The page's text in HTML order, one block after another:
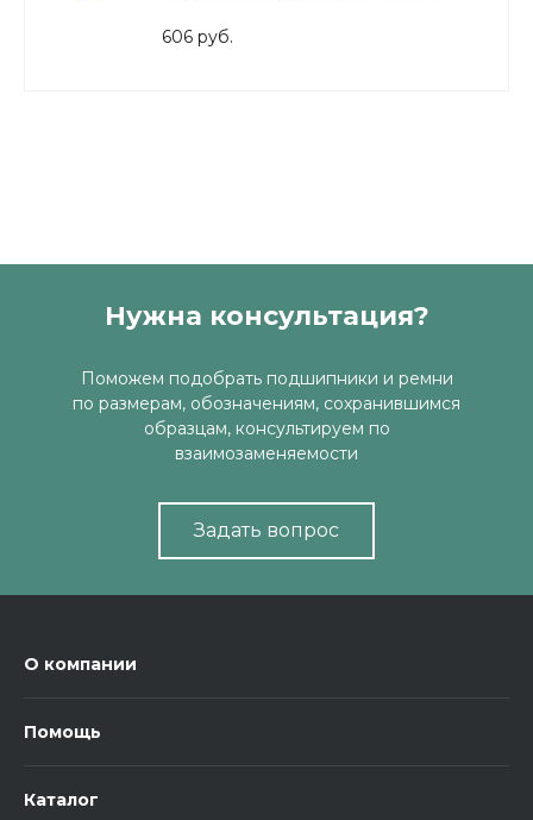
606 руб.
Нужна консультация?
Поможем подобрать подшипники и ремни
по размерам, обозначениям, сохранившимся
образцам, консультируем по
взаимозаменяемости
Задать вопрос
О компании
Помощь
Каталог